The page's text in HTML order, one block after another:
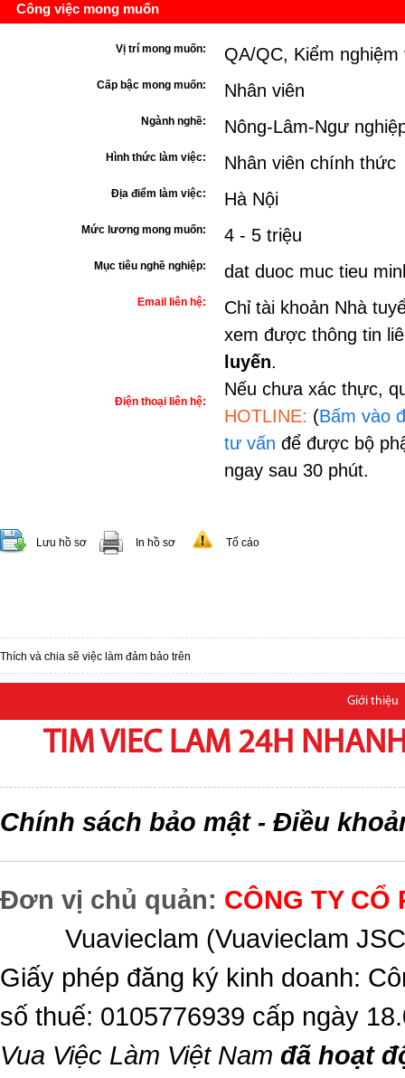
Công việc mong muốn
Vị trí mong muốn: QA/QC, Kiểm nghiệm
Cấp bậc mong muốn: Nhân viên
Ngành nghề: Nông-Lâm-Ngư
Hình thức làm việc: Nhân viên chính thức
Địa điểm làm việc: Hà Nội
Mức lương mong muốn: 4 - 5 triệu
Mục tiêu nghề nghiệp: dat duoc muc tieu
Email liên hệ:
Chỉ tài khoản Nhà
xem được thông tin
luyến.
Nếu chưa xác thực,
HOTLINE: (Bấm vào
tư vấn để được bộ
ngay sau 30 phút.
Điện thoại liên hệ:
Lưu hồ sơ In hồ sơ Tố cáo
Thích và chia sẽ việc làm đảm bảo trên
Giới thiệu
TIM VIEC LAM 24H
Chính sách bảo mật- Điều
Đơn vị chủ quản: CÔNG TY CỔ
Vuavieclam (Vuavieclam
Giấy phép đăng ký kinh doanh:
số thuế: 0105776939 cấp ngày
Vua Việc Làm Việt Nam đã hoạt